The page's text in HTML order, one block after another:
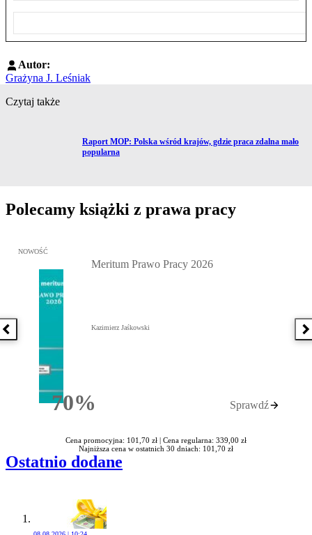
Autor:
Grażyna J. Leśniak
Czytaj także
Przejdź do artykułu:
Raport MOP: Polska wśród krajów, gdzie praca zdalna mało
popularna
Polecamy książki z prawa pracy
Poprzednia książka
Przejdź do: Meritum Prawo Pracy 2026, Kazimierz Jaśkowski -
NOWOŚĆ
70%Rabatu
Meritum Prawo Pracy 2026
Kazimierz Jaśkowski
Sprawdź
Cena promocyjna: 101,70 zł | Cena regularna: 339,00 zł
Najniższa cena w ostatnich 30 dniach: 101,70 zł
Ostatnio dodane